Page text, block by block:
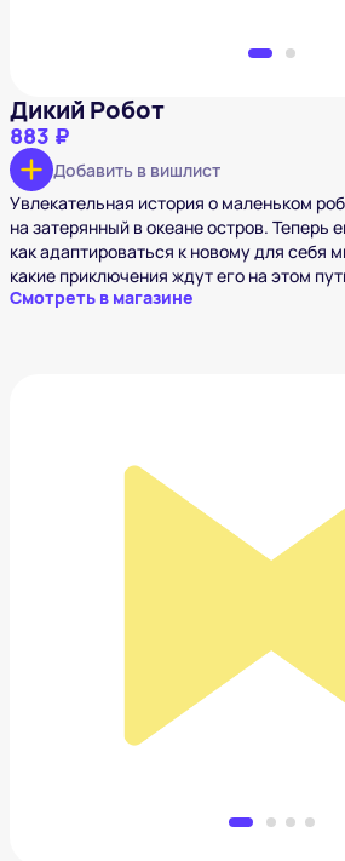
Дикий Робот
883 ₽
Добавить в вишлист
Увлекательная история о маленьком
на затерянный в океане остров. Теперь
как адаптироваться к новому для себя
какие приключения ждут его на этом
Смотреть в магазине
1 230 ₽
Добавить в вишлист